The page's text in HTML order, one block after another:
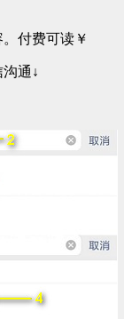
付费可读 ￥
通↓